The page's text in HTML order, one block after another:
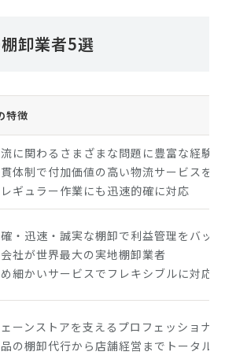
卸業者5選
特徴
に関わるさまざまな問題に豊富な経験
体制で付加価値の高い物流サービスを
ギュラー作業にも迅速的確に対応
・迅速・誠実な棚卸で利益管理をバッ
社が世界最大の実地棚卸業者
細かいサービスでフレキシブルに対応
ーンストアを支えるプロフェッショナ
の棚卸代行から店舗経営までトータル